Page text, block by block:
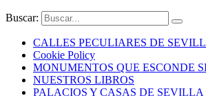
Buscar:
CALLES PECULIARES DE
Cookie Policy
MONUMENTOS QUE ESCONDE
NUESTROS LIBROS
PALACIOS Y CASAS DE SEVILLA